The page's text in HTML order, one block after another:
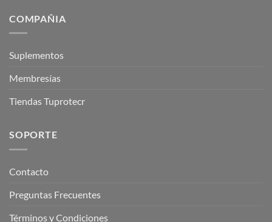
COMPAÑIA
Suplementos
Membresías
Tiendas Tuprotecr
SOPORTE
Contacto
Preguntas Frecuentes
Términos y Condiciones